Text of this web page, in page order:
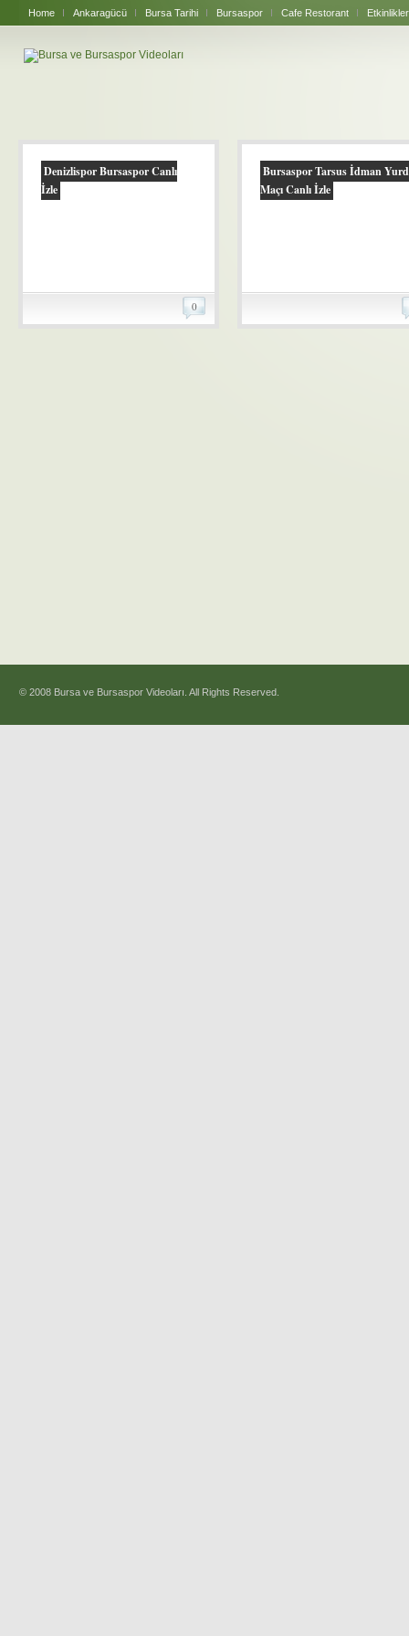
Home Ankaragücü Bursa Tarihi Bursaspor Cafe Restorant Etkinlikler
Denizlispor Bursaspor Canlı
İzle
0
Bursaspor Tarsus İdman
Maçı Canlı İzle
© 2008 Bursa ve Bursaspor Videoları. All Rights Reserved.